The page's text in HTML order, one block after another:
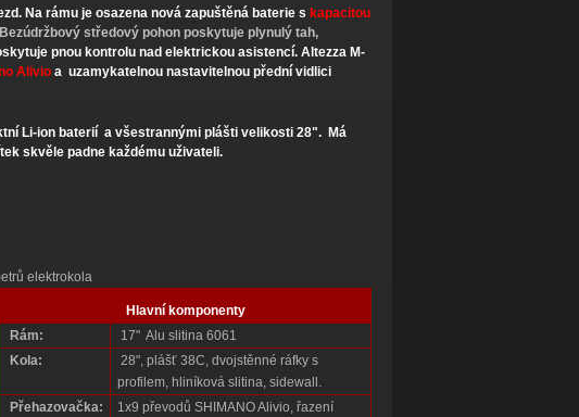
Na rámu je osazena nová zapuštěná baterie s kapacitou
Bezúdržbový středový pohon poskytuje plynulý tah,
pnou kontrolu nad elektrickou asistencí. Altezza M-
Alivio a uzamykatelnou nastavitelnou přední vidlici
Li-ion baterií a všestrannými plášti velikosti 28". Má
skvěle padne každému uživateli.
elektrokola
Hlavní komponenty
Rám:
17" Alu slitina 6061
Kola:
28", plášť 38C, dvojstěnné ráfky s
profilem, hliníková slitina, sidewall.
Přehazovačka:
1x9 převodů SHIMANO Alivio, řazení